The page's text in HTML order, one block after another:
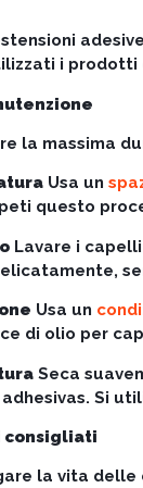
i prodotti
la massima
Usa un
questo
Lavare i capelli
Usa un
di olio per
Seca
Si
consigliati
la vita